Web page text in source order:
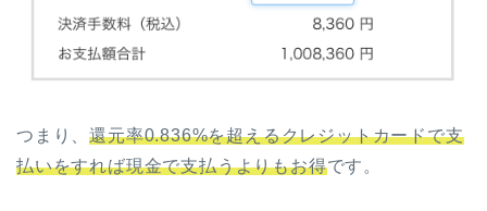
つまり、還元率0.836%を超えるクレジットカードで支
払いをすれば現金で支払うよりもお得です。